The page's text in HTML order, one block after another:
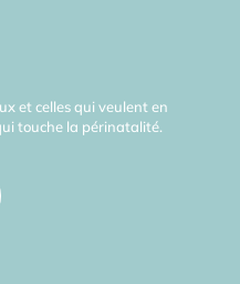
et celles qui veulent en
touche la périnatalité.